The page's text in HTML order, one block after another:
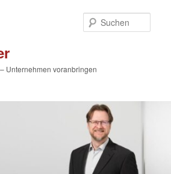
Unternehmen voranbringen